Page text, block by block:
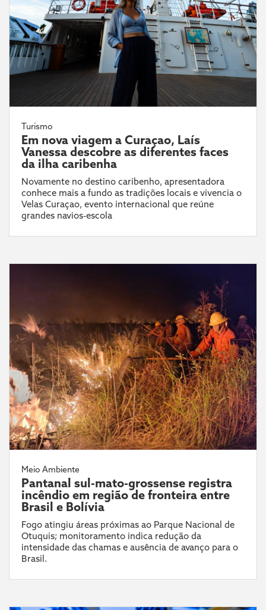
Turismo
Em nova viagem a Curaçao, Laís
Vanessa descobre as diferentes faces
da ilha caribenha
Novamente no destino caribenho, apresentadora
conhece mais a fundo as tradições locais e vivencia o
Velas Curaçao, evento internacional que reúne
grandes navios-escola
Meio Ambiente
Pantanal sul-mato-grossense registra
incêndio em região de fronteira entre
Brasil e Bolívia
Fogo atingiu áreas próximas ao Parque Nacional de
Otuquis; monitoramento indica redução da
intensidade das chamas e ausência de avanço para o
Brasil.